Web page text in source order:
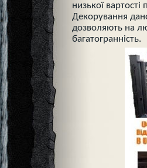
низької вартості
Декорування
дозволяють на
багатогранність.